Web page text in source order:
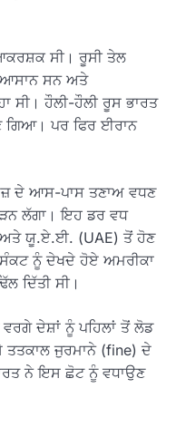
ਸੀ। ਰੂਸੀ ਤੇਲ
ਸਨ ਅਤੇ
ਸੀ। ਹੌਲੀ-ਹੌਲੀ ਰੂਸ ਭਾਰਤ
ਗਿਆ। ਪਰ ਫਿਰ ਈਰਾਨ
ਦੇ ਆਸ-ਪਾਸ ਤਣਾਅ ਵਧਣ
ਲੱਗਾ। ਇਹ ਡਰ ਵਧ
ਯੂ.ਏ.ਈ. (UAE) ਤੋਂ ਹੋਣ
ਨੂੰ ਦੇਖਦੇ ਹੋਏ ਅਮਰੀਕਾ
ਦਿੱਤੀ ਸੀ।
ਦੇਸ਼ਾਂ ਨੂੰ ਪਹਿਲਾਂ ਤੋਂ ਲੋਡ
ਤਤਕਾਲ ਜੁਰਮਾਨੇ (fine) ਦੇ
ਨੇ ਇਸ ਛੋਟ ਨੂੰ ਵਧਾਉਣ